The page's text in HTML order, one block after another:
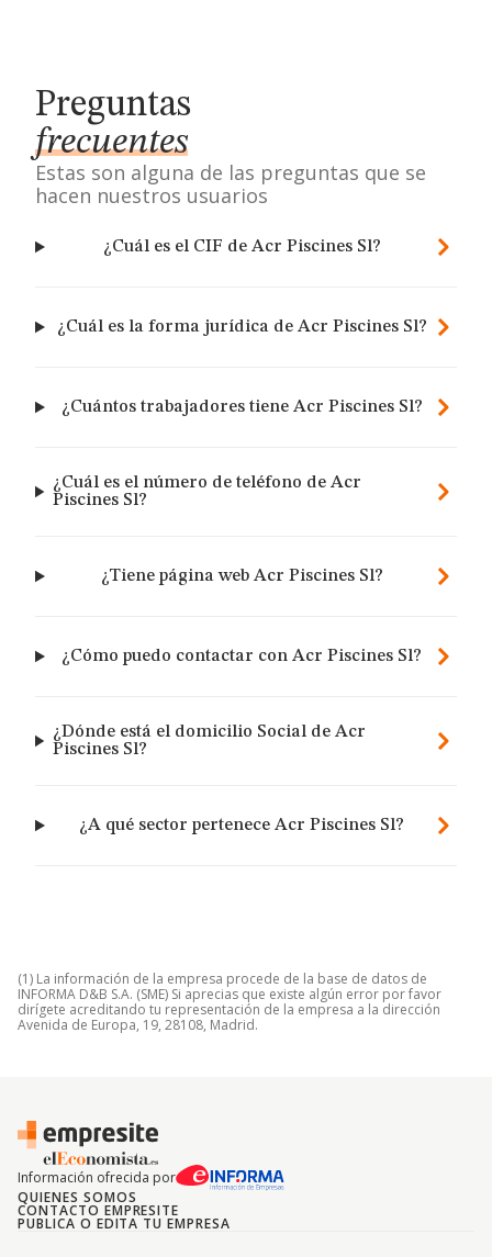
Preguntas
frecuentes
Estas son alguna de las preguntas que se
hacen nuestros usuarios
¿Cuál es el CIF de Acr Piscines Sl?
¿Cuál es la forma jurídica de Acr Piscines Sl?
¿Cuántos trabajadores tiene Acr Piscines Sl?
¿Cuál es el número de teléfono de Acr
Piscines Sl?
¿Tiene página web Acr Piscines Sl?
¿Cómo puedo contactar con Acr Piscines Sl?
¿Dónde está el domicilio Social de Acr
Piscines Sl?
¿A qué sector pertenece Acr Piscines Sl?
(1) La información de la empresa procede de la base de datos de
INFORMA D&B S.A. (SME) Si aprecias que existe algún error por favor
dirígete acreditando tu representación de la empresa a la dirección
Avenida de Europa, 19, 28108, Madrid.
Información ofrecida por
QUIENES SOMOS
CONTACTO EMPRESITE
PUBLICA O EDITA TU EMPRESA